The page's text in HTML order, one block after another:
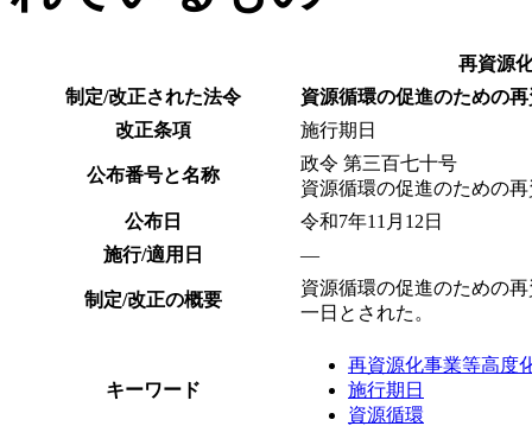
再資源
制定/改正された法令
資源循環の促進のための
改正条項
施行期日
公布番号と名称
政令 第三百七十号
資源循環の促進のための
公布日
令和7年11月12日
施行/適用日
―
制定/改正の概要
資源循環の促進のための
一日とされた。
キーワード
再資源化事業等高度
施行期日
資源循環